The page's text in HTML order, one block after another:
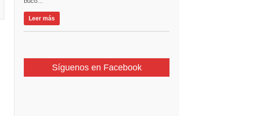
Leer más
Síguenos en Facebook